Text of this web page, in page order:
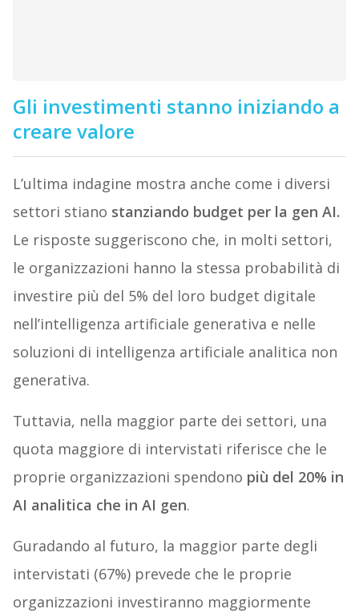
Gli investimenti stanno iniziando a
creare valore
L’ultima indagine mostra anche come i diversi
settori stiano stanziando budget per la gen AI.
Le risposte suggeriscono che, in molti settori,
le organizzazioni hanno la stessa probabilità di
investire più del 5% del loro budget digitale
nell’intelligenza artificiale generativa e nelle
soluzioni di intelligenza artificiale analitica non
generativa.
Tuttavia, nella maggior parte dei settori, una
quota maggiore di intervistati riferisce che le
proprie organizzazioni spendono più del 20% in
AI analitica che in AI gen.
Guradando al futuro, la maggior parte degli
intervistati (67%) prevede che le proprie
organizzazioni investiranno maggiormente